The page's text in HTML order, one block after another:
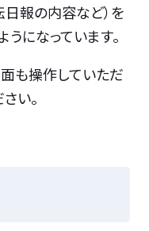
日報の内容など）を
になっています。
も操作していただ
い。